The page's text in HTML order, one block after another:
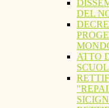
DEL
ATTO